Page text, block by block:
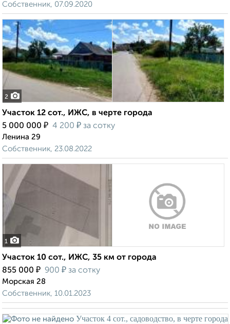
Собственник, 07.09.2020
2
Участок 12 сот., ИЖС, в черте города
5 000 000 ₽ 4 200 ₽ за сотку
Ленина 29
Собственник, 23.08.2022
1
Участок 10 сот., ИЖС, 35 км от города
855 000 ₽ 900 ₽ за сотку
Морская 28
Собственник, 10.01.2023